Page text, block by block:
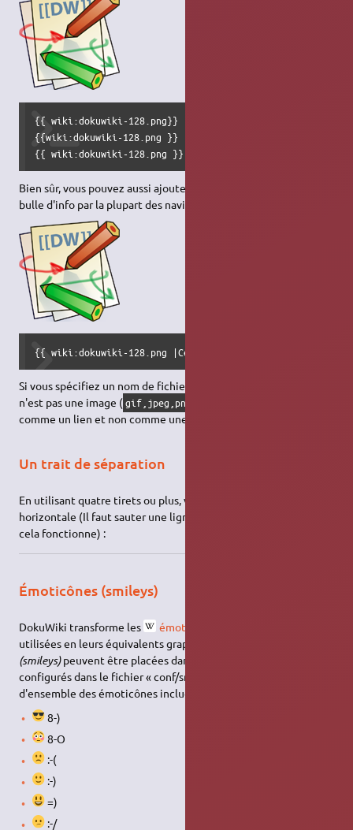
{{ wiki:dokuwiki-128.png}}
{{wiki:dokuwiki-128.png }}
{{ wiki:dokuwiki-128.png }}
Bien sûr, vous pouvez aussi ajouter un titre (affiché comme une
bulle d'info par la plupart des navigateurs).
{{ wiki:dokuwiki-128.png |Ceci est le titre}}
Si vous spécifiez un nom de fichier (externe ou interne) qui
n'est pas une image ( gif,jpeg,png
comme un lien et non comme une image.
Un trait de séparation
En utilisant quatre tirets ou plus, vous pouvez créer une ligne
horizontale (Il faut sauter une ligne avant et après pour que
cela fonctionne) :
Émoticônes (smileys)
DokuWiki transforme les émoticônes
utilisées en leurs équivalents graphiques. Plus d'émoticônes
(smileys)peuvent être placées dans le répertoire « smiley » et
configurés dans le fichier « conf/smileys.conf ». Voici une vue
d'ensemble des émoticônes inclues dans DokuWiki.
8-)
8-O
:-(
:-)
=)
:-/